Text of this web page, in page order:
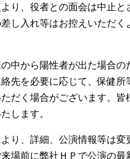
より、役者との面会は中止と
し入れ等はお控えいただく
の中から陽性者が出た場合の
先を必要に応じて、保健所
だく場合がございます。皆
します。
より、詳細、公演情報等は変
場前に弊社ＨＰで公演の最